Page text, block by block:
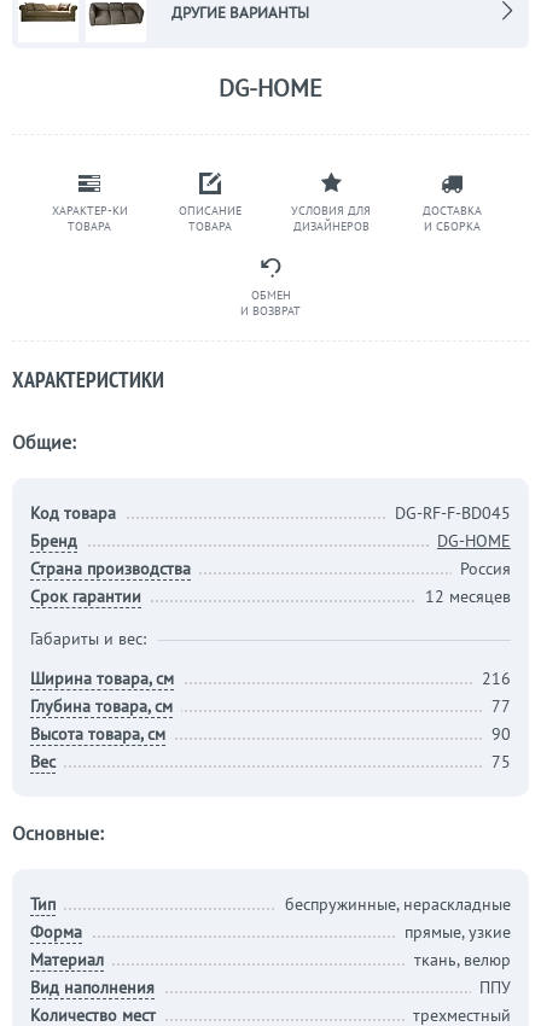
ХАРАКТЕР-КИ
ТОВАРА
ОПИСАНИЕ
ТОВАРА
УСЛОВИЯ ДЛЯ
ДИЗАЙНЕРОВ
ДОСТАВКА
И СБОРКА
ОБМЕН
И ВОЗВРАТ
ДРУГИЕ ВАРИАНТЫ
DG-HOME
ХАРАКТЕРИСТИКИ
Общие:
Код товара
DG-RF-F-BD045
Бренд
DG-HOME
Страна производства
Россия
Срок гарантии
12 месяцев
Габариты и вес:
Ширина товара, см
216
Глубина товара, см
77
Высота товара, см
90
Вес
75
Основные:
Тип
беспружинные, нераскладные
Форма
прямые, узкие
Материал
ткань, велюр
Вид наполнения
ППУ
Количество мест
трехместный